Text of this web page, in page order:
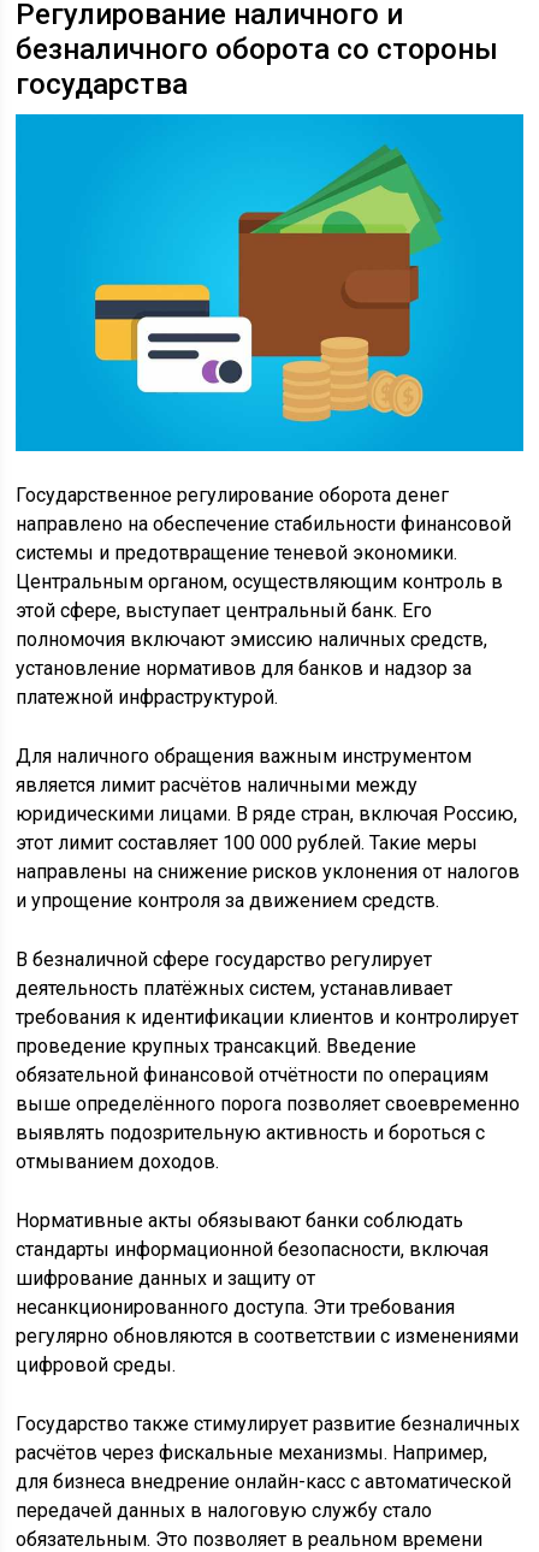
Регулирование наличного и
безналичного оборота со стороны
государства
Государственное регулирование оборота денег
направлено на обеспечение стабильности финансовой
системы и предотвращение теневой экономики.
Центральным органом, осуществляющим контроль в
этой сфере, выступает центральный банк. Его
полномочия включают эмиссию наличных средств,
установление нормативов для банков и надзор за
платежной инфраструктурой.
Для наличного обращения важным инструментом
является лимит расчётов наличными между
юридическими лицами. В ряде стран, включая Россию,
этот лимит составляет 100 000 рублей. Такие меры
направлены на снижение рисков уклонения от налогов
и упрощение контроля за движением средств.
В безналичной сфере государство регулирует
деятельность платёжных систем, устанавливает
требования к идентификации клиентов и контролирует
проведение крупных трансакций. Введение
обязательной финансовой отчётности по операциям
выше определённого порога позволяет своевременно
выявлять подозрительную активность и бороться с
отмыванием доходов.
Нормативные акты обязывают банки соблюдать
стандарты информационной безопасности, включая
шифрование данных и защиту от
несанкционированного доступа. Эти требования
регулярно обновляются в соответствии с изменениями
цифровой среды.
Государство также стимулирует развитие безналичных
расчётов через фискальные механизмы. Например,
для бизнеса внедрение онлайн-касс с автоматической
передачей данных в налоговую службу стало
обязательным. Это позволяет в реальном времени